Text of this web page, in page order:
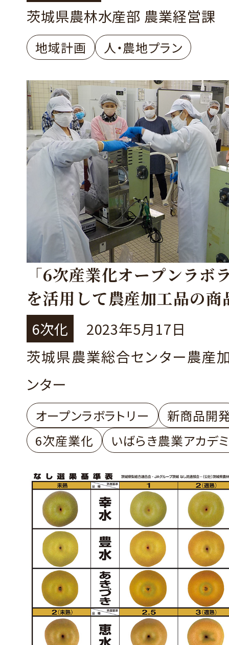
茨城県農林水産部 農業経営課
地域計画 人・農地プラン
「6次産業化オープンラボ
を活用して農産加工品の商
6次化
2023年5月17日
茨城県農業総合センター農産
ンター
オープンラボラトリー
新商品開
6次産業化
いばらき農業アカデ